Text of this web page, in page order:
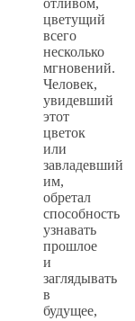
цветущий
всего
несколько
мгновений.
Человек,
увидевший
этот
цветок
или
завладевший
им,
обретал
способность
узнавать
прошлое
и
заглядывать
в
будущее,